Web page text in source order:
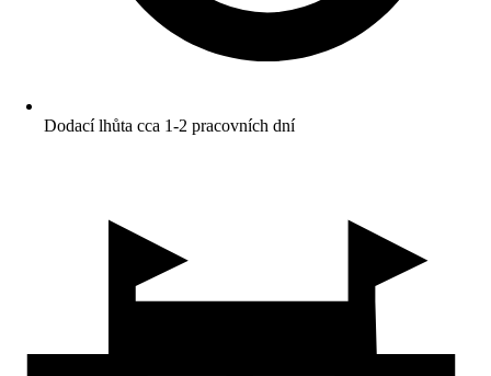
Dodací lhůta cca 1-2 pracovních dní